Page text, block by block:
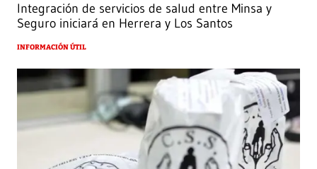
Integración de servicios de salud entre Minsa y
Seguro iniciará en Herrera y Los Santos
INFORMACIÓN ÚTIL